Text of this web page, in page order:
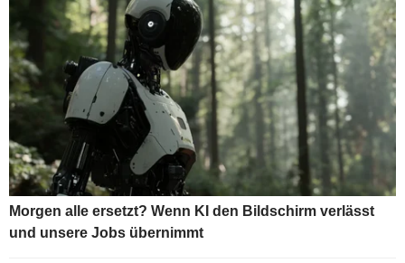
Morgen alle ersetzt? Wenn KI den Bildschirm verlässt
und unsere Jobs übernimmt